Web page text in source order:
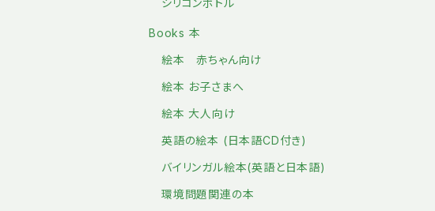
シリコンボトル
Books 本
絵本 赤ちゃん向け
絵本 お子さまへ
絵本 大人向け
英語の絵本 (日本語CD付き)
バイリンガル絵本(英語と日本語)
環境問題関連の本